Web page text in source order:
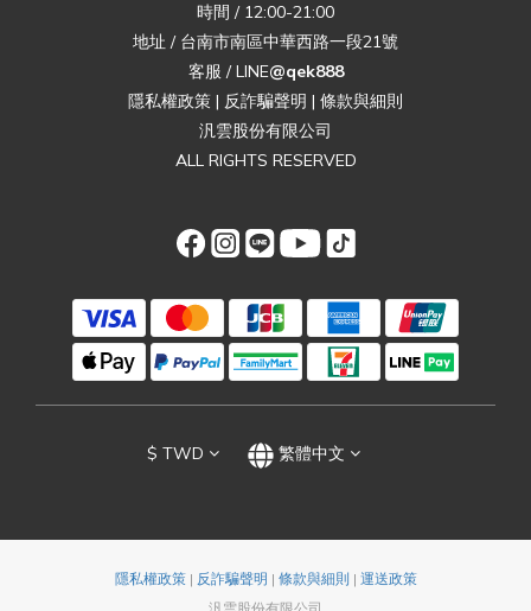
時間 / 12:00-21:00
地址 / 台南市南區中華西路一段21號
客服 / LINE@qek888
隱私權政策 | 反詐騙聲明 | 條款與細則
汎雲股份有限公司
ALL RIGHTS RESERVED
$ TWD 繁體中文
隱私權政策| 反詐騙聲明 | 條款與細則 | 運送政策
汎雲股份有限公司